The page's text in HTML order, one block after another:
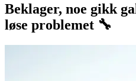
Beklager, noe gikk
løse problemet 🔧